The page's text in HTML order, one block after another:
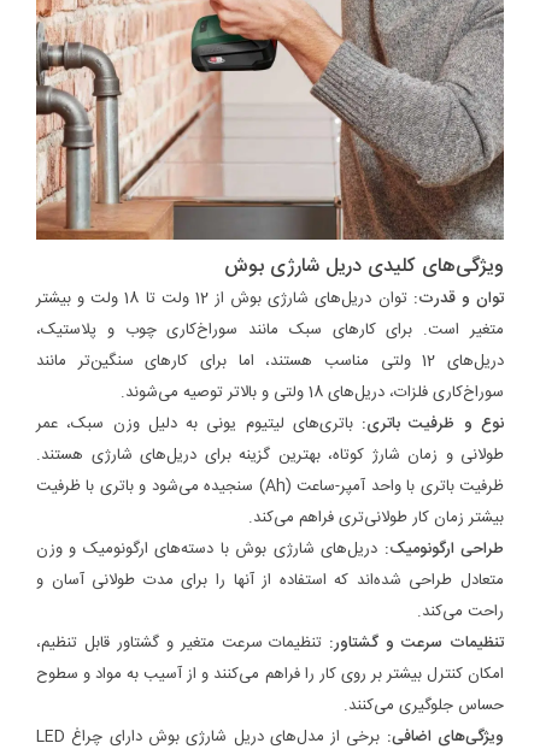
ویژگی‌های کلیدی دریل شارژی بوش
توان و قدرت:
توان دریل‌های شارژی بوش از 12 ولت تا 18 ولت و بیشتر
متغیر است. برای کارهای سبک مانند سوراخ‌کاری چوب و پلاستیک،
دریل‌های 12 ولتی مناسب هستند، اما برای کارهای سنگین‌تر مانند
سوراخ‌کاری فلزات، دریل‌های 18 ولتی و بالاتر توصیه می‌شوند.
نوع و ظرفیت باتری: باتری‌های لیتیوم یونی به دلیل وزن سبک، عمر
طولانی و زمان شارژ کوتاه، بهترین گزینه برای دریل‌های شارژی هستند.
ظرفیت باتری با واحد آمپر-ساعت (Ah) سنجیده می‌شود و باتری با ظرفیت
بیشتر زمان کار طولانی‌تری فراهم می‌کند.
طراحی ارگونومیک: دریل‌های شارژی بوش با دسته‌های ارگونومیک و وزن
متعادل طراحی شده‌اند که استفاده از آنها را برای مدت طولانی آسان و
راحت می‌کند.
تنظیمات سرعت و گشتاور: تنظیمات سرعت متغیر و گشتاور قابل تنظیم،
امکان کنترل بیشتر بر روی کار را فراهم می‌کنند و از آسیب به مواد و سطوح
حساس جلوگیری می‌کنند.
ویژگی‌های اضافی:
برخی از مدل‌های دریل شارژی بوش دارای چراغ LED